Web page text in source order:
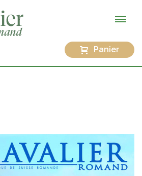
Panier